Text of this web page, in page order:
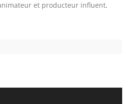
et producteur influent,